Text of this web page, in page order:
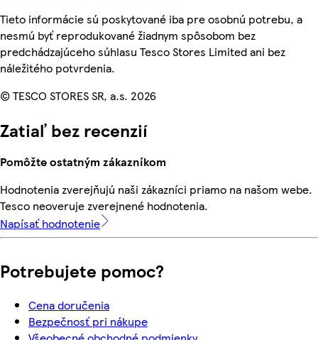
Tieto informácie sú poskytované iba pre osobnú potrebu, a
nesmú byť reprodukované žiadnym spôsobom bez
predchádzajúceho súhlasu Tesco Stores Limited ani bez
náležitého potvrdenia.
© TESCO STORES SR, a.s. 2026
Zatiaľ bez recenzií
Pomôžte ostatným zákazníkom
Hodnotenia zverejňujú naši zákazníci priamo na našom webe.
Tesco neoveruje zverejnené hodnotenia.
Napísať hodnotenie
Potrebujete pomoc?
Cena doručenia
Bezpečnosť pri nákupe